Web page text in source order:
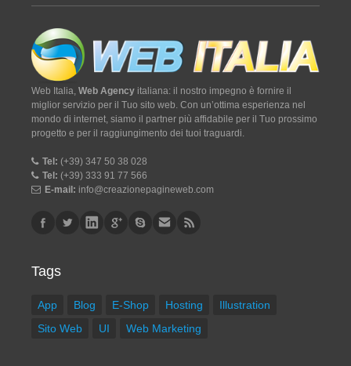
Web Italia, Web Agency italiana: il nostro impegno è fornire il
miglior servizio per il Tuo sito web. Con un’ottima esperienza nel
mondo di internet, siamo il partner più affidabile per il Tuo prossimo
progetto e per il raggiungimento dei tuoi traguardi.
Tel: (+39) 347 50 38 028
Tel: (+39) 333 91 77 566
E-mail: info@creazionepagineweb.com
Tags
App Blog E-Shop Hosting
Illustration
Sito Web
UI Web Marketing